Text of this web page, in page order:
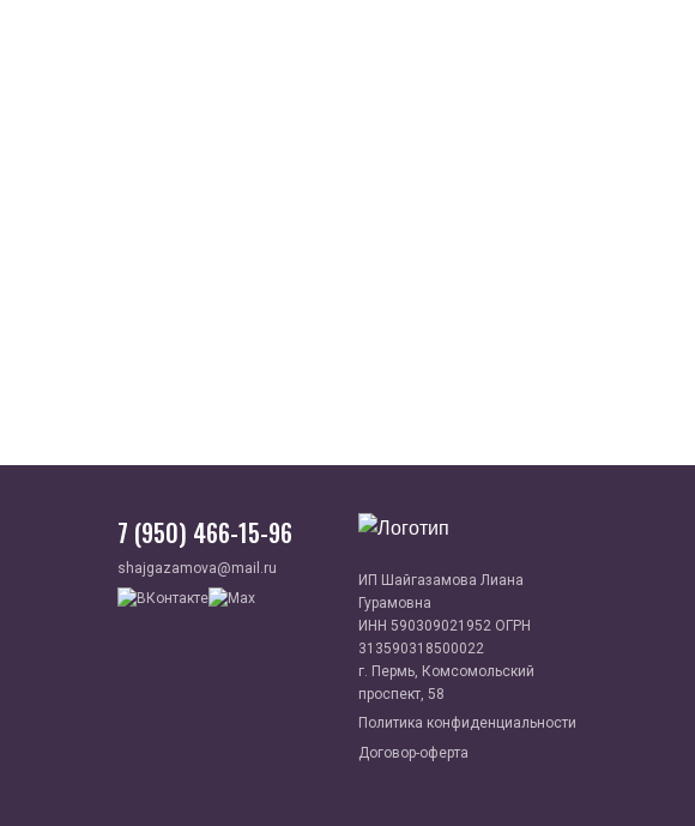
7 (950) 466-15-96
shajgazamova@mail.ru
ИП Шайгазамова Лиана
Гурамовна
ИНН 590309021952 ОГРН
313590318500022
г. Пермь, Комсомольский
проспект, 58
Политика конфиденциальности
Договор-оферта